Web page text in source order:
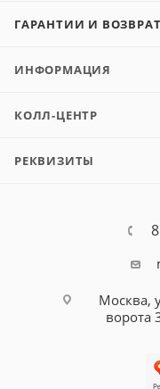
ГАРАНТИИ И ВОЗВРАТ
ИНФОРМАЦИЯ
КОЛЛ-ЦЕНТР
РЕКВИЗИТЫ
Москва,
ворота